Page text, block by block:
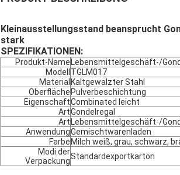
Kleinausstellungsstand beansprucht
stark
SPEZIFIKATIONEN:
Produkt-Name Lebensmittelgeschäft-/
Modell TGLM017
Material Kaltgewalzter Stahl
Oberfläche Pulverbeschichtung
EigenschaftCombinated leicht
ArtGondelregal
Art Lebensmittelgeschäft-/
AnwendungGemischtwarenladen
Farbe Milch weiß, grau, schwarz,
Modi der
VerpackungStandardexportkarton